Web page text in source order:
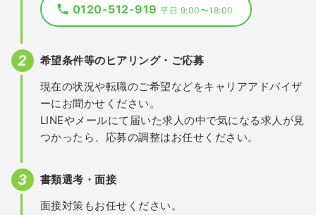
0120-512-919平日 9:00〜18:00
希望条件等のヒアリング・ご応募
現在の状況や転職のご希望などをキャリアアドバイザ
ーにお聞かせください。
LINEやメールにて届いた求人の中で気になる求人が見
つかったら、応募の調整はお任せください。
書類選考・面接
面接対策もお任せください。